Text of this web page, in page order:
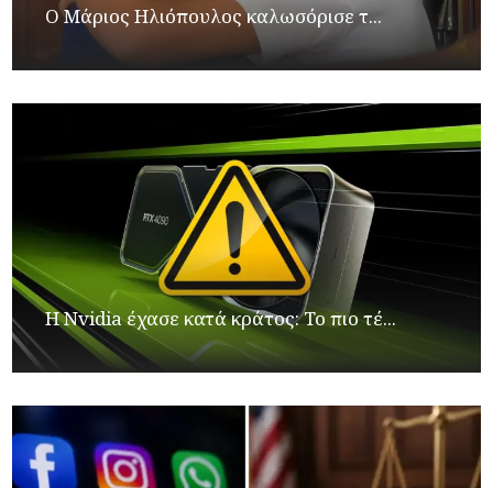
Ο Μάριος Ηλιόπουλος καλωσόρισε τ...
Η Nvidia έχασε κατά κράτος: Το πιο τέ...